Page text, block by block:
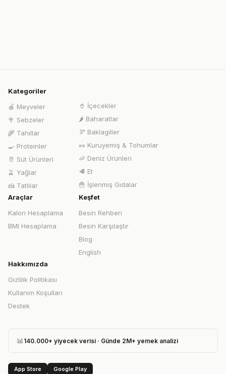
Kategoriler
🍎 Meyveler
🥦 Sebzeler
🌾 Tahıllar
🍳 Proteinler
🥛 Süt Ürünleri
🫒 Yağlar
🍰 Tatlılar
🥤 İçecekler
🌶️ Baharatlar
🫘 Baklagiller
🥜 Kuruyemiş & Tohumlar
🦐 Deniz Ürünleri
🥩 Et
🍟 İşlenmiş Gıdalar
Araçlar
Kalori Hesaplama
BMI Hesaplama
Keşfet
Besin Rehberi
Besin Karşılaştır
Blog
English
Hakkımızda
Gizlilik Politikası
Kullanım Koşulları
Destek
📊 140.000+ yiyecek verisi · Günde 2M+ yemek analizi
App Store Google Play